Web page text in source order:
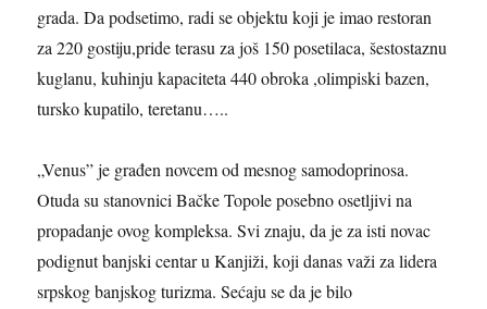
grada. Da podsetimo, radi se objektu koji je imao restoran
za 220 gostiju,pride terasu za još 150 posetilaca, šestostaznu
kuglanu, kuhinju kapaciteta 440 obroka ,olimpiski bazen,
tursko kupatilo, teretanu…..
„Venus” je građen novcem od mesnog samodoprinosa.
Otuda su stanovnici Bačke Topole posebno osetljivi na
propadanje ovog kompleksa. Svi znaju, da je za isti novac
podignut banjski centar u Kanjiži, koji danas važi za lidera
srpskog banjskog turizma. Sećaju se da je bilo